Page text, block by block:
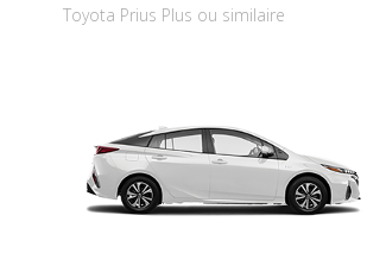
Toyota Prius Plus ou similaire